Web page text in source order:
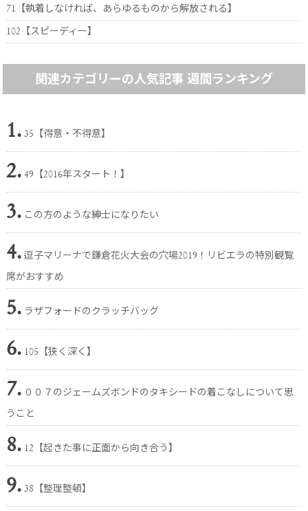
71【執着しなければ、あらゆるものから解放される】
102【スピーディー】
関連カテゴリーの人気記事 週間ランキング
1. 35【得意・不得意】
2. 49【2016年スタート！】
3. この方のような紳士になりたい
4. 逗子マリーナで鎌倉花火大会の穴場2019！リビエラの特別観覧
席がおすすめ
5. ラザフォードのクラッチバッグ
6. 105【狭く深く】
7. ００７のジェームズボンドのタキシードの着こなしについて思
うこと
8. 12【起きた事に正面から向き合う】
9. 38【整理整頓】